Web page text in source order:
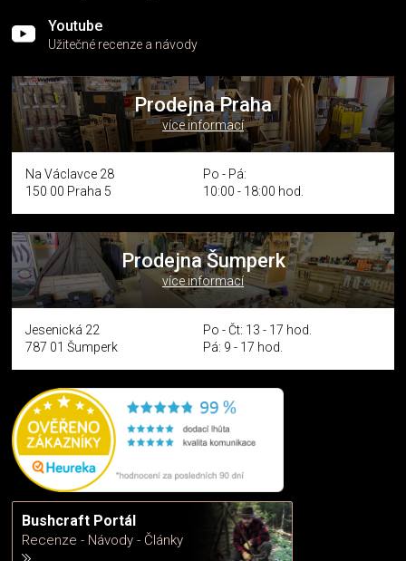
Youtube
Užitečné recenze a návody
Prodejna Praha
více informací
Na Václavce 28
150 00 Praha 5
Po - Pá:
10:00 - 18:00 hod.
Prodejna Šumperk
více informací
Jesenická 22
787 01 Šumperk
Po - Čt: 13 - 17 hod.
Pá: 9 - 17 hod.
Bushcraft Portál
Recenze - Návody - Články